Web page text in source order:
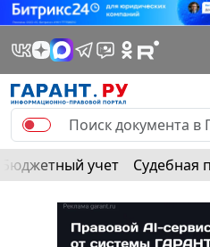
Бюджетный учет Судебная